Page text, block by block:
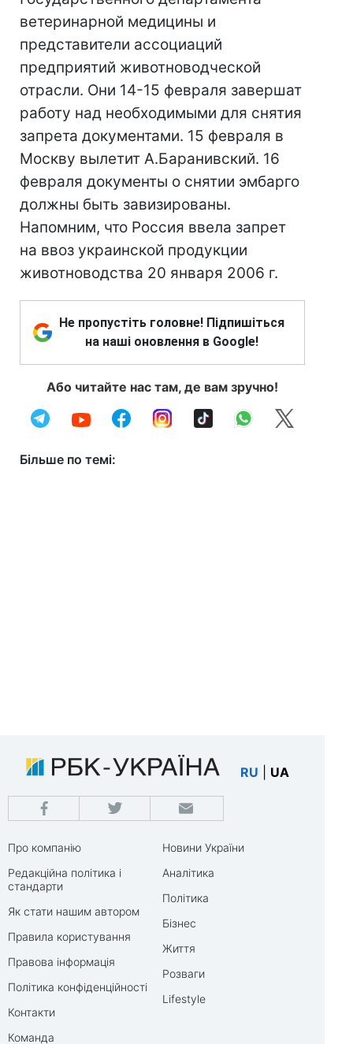
ветеринарной медицины и
представители ассоциаций
предприятий животноводческой
отрасли. Они 14-15 февраля завершат
работу над необходимыми для снятия
запрета документами. 15 февраля в
Москву вылетит А.Баранивский. 16
февраля документы о снятии эмбарго
должны быть завизированы.
Напомним, что Россия ввела запрет
на ввоз украинской продукции
животноводства 20 января 2006 г.
Не пропустіть головне! Підпишіться
на наші оновлення в Google!
Або читайте нас там, де вам зручно!
Більше по темі:
RU UA
Про компанію
Редакційна політика і
стандарти
Як стати нашим автором
Правила користування
Правова інформація
Політика конфіденційності
Контакти
Команда
Новини України
Аналітика
Політика
Бізнес
Життя
Розваги
Lifestyle